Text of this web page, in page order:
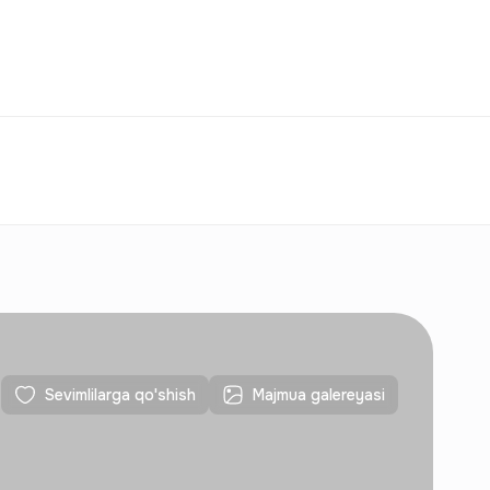
Sevimlilarga qo'shish Majmua galereyasi